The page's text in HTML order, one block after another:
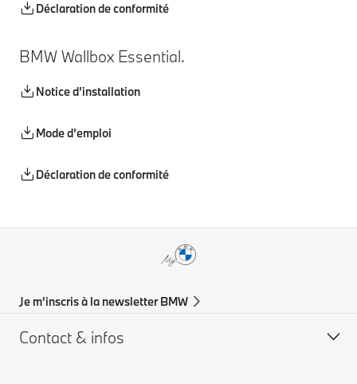
Déclaration de conformité
BMW Wallbox Essential.
Notice d’installation
Mode d’emploi
Déclaration de conformité
Je m'inscris à la newsletter BMW
Contact & infos